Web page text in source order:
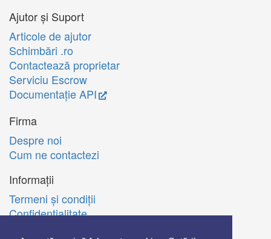
Ajutor și Suport
Articole de ajutor
Schimbări .ro
Contactează proprietar
Serviciu Escrow
Documentație API
Firma
Despre noi
Cum ne contactezi
Informații
Termeni şi condiţii
Confidenţialitate